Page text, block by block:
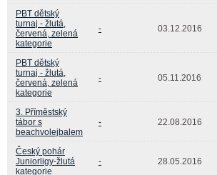
PBT dětský
turnaj - žlutá,
červená, zelená
kategorie
- 03.12.2016
PBT dětský
turnaj - žlutá,
červená, zelená
kategorie
- 05.11.2016
3. Příměstský
tábor s
beachvolejbalem
- 22.08.2016
Český pohár
Juniorligy-žlutá
kategorie
- 28.05.2016